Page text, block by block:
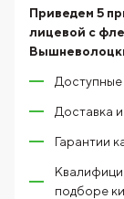
Приведем 5
лицевой с
Доступные
Доставка и
Гарантии
подборе